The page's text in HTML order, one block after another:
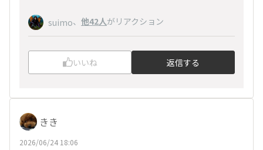
suimo、 他42人がリアクション
いいね 返信する
きき
2026/06/24 18:06